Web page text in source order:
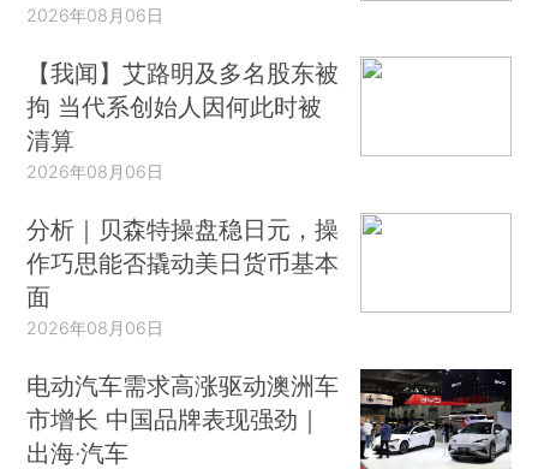
2026年08月06日
【我闻】艾路明及多名股东被
拘 当代系创始人因何此时被
清算
2026年08月06日
分析｜贝森特操盘稳日元，操
作巧思能否撬动美日货币基本
面
2026年08月06日
电动汽车需求高涨驱动澳洲车
市增长 中国品牌表现强劲｜
出海·汽车